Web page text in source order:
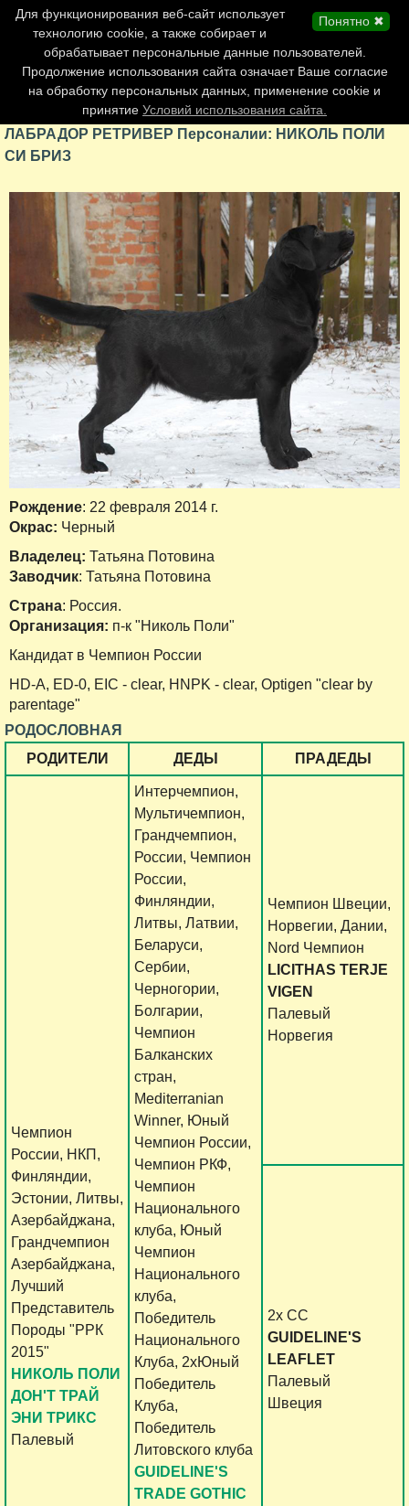
Главная страница
Обновления сайта
Контакты
Персоналии
Форум
ЛАБРАДОР РЕТРИВЕР Персоналии: НИКОЛЬ ПОЛИ
СИ БРИЗ
Рождение: 22 февраля 2014 г.
Окрас: Черный
Владелец: Татьяна Потовина
Заводчик: Татьяна Потовина
Страна: Россия.
Организация: п-к "Николь Поли"
Кандидат в Чемпион России
HD-A, ED-0, EIC - clear, HNPK - clear, Optigen "clear by
parentage"
РОДОСЛОВНАЯ
РОДИТЕЛИ
ДЕДЫ ПРАДЕДЫ
Чемпион
России, НКП,
Финляндии,
Эстонии, Литвы,
Азербайджана,
Грандчемпион
Азербайджана,
Лучший
Представитель
Породы "РРК
2015"
НИКОЛЬ ПОЛИ
ДОН'Т ТРАЙ
ЭНИ ТРИКС
Палевый
Интерчемпион,
Мультичемпион,
Грандчемпион,
России, Чемпион
России,
Финляндии,
Литвы, Латвии,
Беларуси,
Сербии,
Черногории,
Болгарии,
Чемпион
Балканских
стран,
Mediterranian
Winner, Юный
Чемпион России,
Чемпион РКФ,
Чемпион
Национального
клуба, Юный
Чемпион
Национального
клуба,
Победитель
Национального
Клуба, 2хЮный
Победитель
Клуба,
Победитель
Литовского клуба
GUIDELINE'S
TRADE GOTHIC
Чемпион Швеции,
Норвегии, Дании,
Nord Чемпион
LICITHAS TERJE
VIGEN
Палевый
Норвегия
2x CC
GUIDELINE'S
LEAFLET
Палевый
Швеция
Понятно ✖
Для функционирования веб-сайт использует
технологию cookie, а также собирает и
обрабатывает персональные данные пользователей.
Продолжение использования сайта означает Ваше согласие
на обработку персональных данных, применение cookie и
принятие Условий использования сайта.